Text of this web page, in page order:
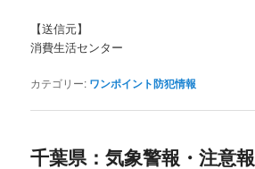
【送信元】
消費生活センター
カテゴリー: ワンポイント防犯情報
千葉県：気象警報・注意報